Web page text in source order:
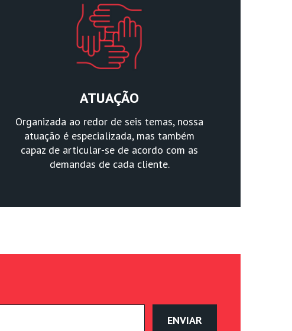
ATUAÇÃO
Organizada ao redor de seis temas, nossa
atuação é especializada, mas também
capaz de articular-se de acordo com as
demandas de cada cliente.